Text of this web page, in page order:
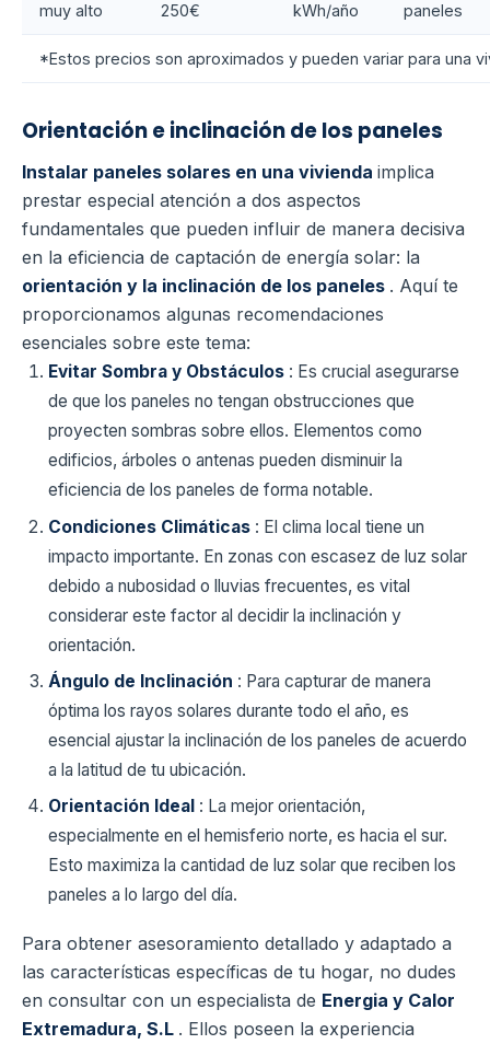
muy alto
250€
kWh/año
paneles
*Estos precios son aproximados y pueden variar para una
Orientación e inclinación de los paneles
Instalar paneles solares en una vivienda implica
prestar especial atención a dos aspectos
fundamentales que pueden influir de manera decisiva
en la eficiencia de captación de energía solar: la
orientación y la inclinación de los paneles . Aquí te
proporcionamos algunas recomendaciones
esenciales sobre este tema:
Evitar Sombra y Obstáculos : Es crucial asegurarse
de que los paneles no tengan obstrucciones que
proyecten sombras sobre ellos. Elementos como
edificios, árboles o antenas pueden disminuir la
eficiencia de los paneles de forma notable.
Condiciones Climáticas : El clima local tiene un
impacto importante. En zonas con escasez de luz solar
debido a nubosidad o lluvias frecuentes, es vital
considerar este factor al decidir la inclinación y
orientación.
Ángulo de Inclinación : Para capturar de manera
óptima los rayos solares durante todo el año, es
esencial ajustar la inclinación de los paneles de acuerdo
a la latitud de tu ubicación.
Orientación Ideal : La mejor orientación,
especialmente en el hemisferio norte, es hacia el sur.
Esto maximiza la cantidad de luz solar que reciben los
paneles a lo largo del día.
Para obtener asesoramiento detallado y adaptado a
las características específicas de tu hogar, no dudes
en consultar con un especialista de Energia y Calor
Extremadura, S.L . Ellos poseen la experiencia